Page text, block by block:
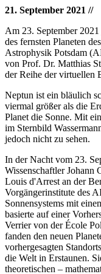
21. September 2021 //
Am 23. September
des fernsten Planeten
Astrophysik Potsdam
von Prof. Dr. Matthias
der Reihe der virtuellen
Neptun ist ein bläulich
viermal größer als die
Planet die Sonne. Mit
im Sternbild
jedoch nicht zu sehen.
In der Nacht vom 23.
Wissenschaftler Johann
Louis d'Arrest an der
Vorgängerinstitute des
Sonnensystems mit
basierte auf einer
Verrier von der École
fanden den neuen
vorhergesagten
die Welt in Erstaunen.
theoretischen –